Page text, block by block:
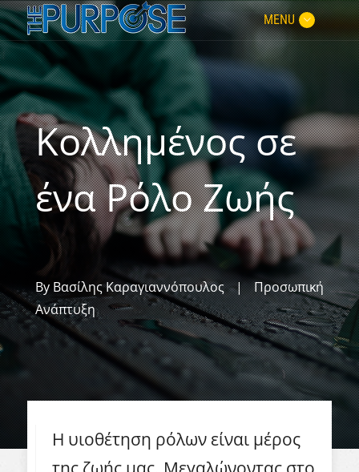
MENU
Κολλημένος σε
ένα Ρόλο Ζωής
ByΒασίλης Καραγιαννόπουλος |
Προσωπική
Ανάπτυξη
Η υιοθέτηση ρόλων είναι μέρος